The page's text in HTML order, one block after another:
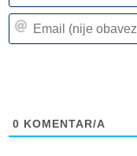
0 KOMENTAR/A